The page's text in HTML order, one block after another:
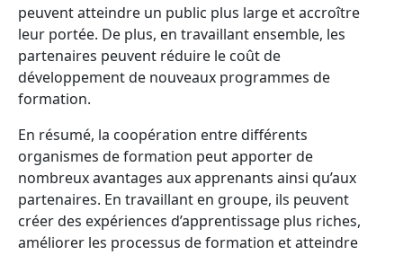
peuvent atteindre un public plus large et accroître
leur portée. De plus, en travaillant ensemble, les
partenaires peuvent réduire le coût de
développement de nouveaux programmes de
formation.
En résumé, la coopération entre différents
organismes de formation peut apporter de
nombreux avantages aux apprenants ainsi qu’aux
partenaires. En travaillant en groupe, ils peuvent
créer des expériences d’apprentissage plus riches,
améliorer les processus de formation et atteindre